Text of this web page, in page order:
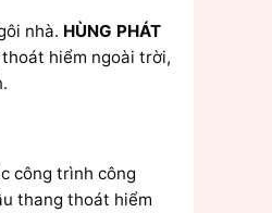
nhà. HÙNG PHÁT
hiểm ngoài trời,
công trình công
thang thoát hiểm